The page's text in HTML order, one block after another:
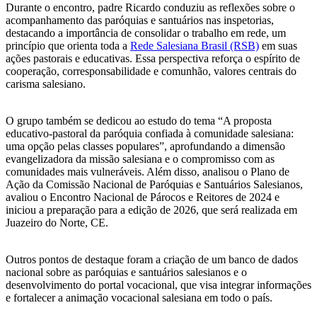
Durante o encontro, padre Ricardo conduziu as reflexões sobre o
acompanhamento das paróquias e santuários nas inspetorias,
destacando a importância de consolidar o trabalho em rede, um
princípio que orienta toda a Rede Salesiana Brasil (RSB) em suas
ações pastorais e educativas. Essa perspectiva reforça o espírito de
cooperação, corresponsabilidade e comunhão, valores centrais do
carisma salesiano.
O grupo também se dedicou ao estudo do tema “A proposta
educativo-pastoral da paróquia confiada à comunidade salesiana:
uma opção pelas classes populares”, aprofundando a dimensão
evangelizadora da missão salesiana e o compromisso com as
comunidades mais vulneráveis. Além disso, analisou o Plano de
Ação da Comissão Nacional de Paróquias e Santuários Salesianos,
avaliou o Encontro Nacional de Párocos e Reitores de 2024 e
iniciou a preparação para a edição de 2026, que será realizada em
Juazeiro do Norte, CE.
Outros pontos de destaque foram a criação de um banco de dados
nacional sobre as paróquias e santuários salesianos e o
desenvolvimento do portal vocacional, que visa integrar informações
e fortalecer a animação vocacional salesiana em todo o país.